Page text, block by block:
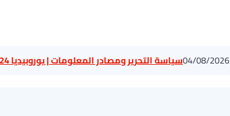
04/08/2026سياسة التحرير ومصادر المعلومات | يوروبيديا 24